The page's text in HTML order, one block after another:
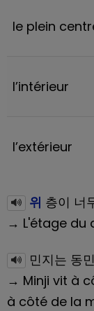
le plein
l’intérieur
l’extérieur
위 층이 너
→ L'étage du
민지는 동
→ Minji vit à
à côté de la